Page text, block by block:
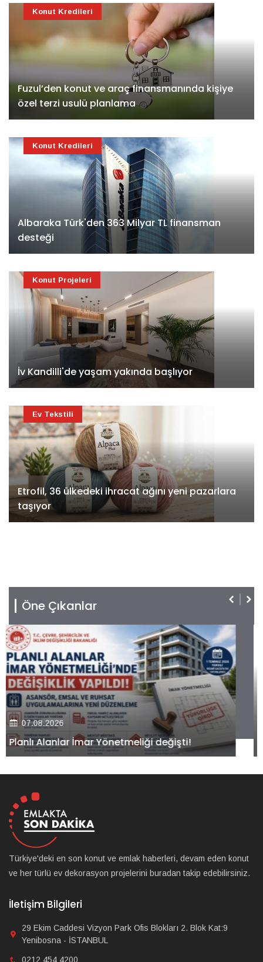
Fuzul’den konut ve araç finansmanında kişiye
özel terzi usulü planlama
Konut Kredileri
Albaraka Türk'den 363 Milyar TL finansman
desteği
Konut Kredileri
İv Kandilli'de yaşam yakında başlıyor
Konut Projeleri
Etrofil, 36 ülkedeki ihracat ağını yeni pazarlara
taşıyor
Ev Tekstili
Öne Çıkanlar
07.08.2026
Kiler GYO’dan Pendik Dolayoba projesiyle ilgili
önemli adım!
Türkiye'deki en son konut ve emlak haberleri, devam eden konut
ve her türlü ev dekorasyon projelerini buradan takip edebilirsiniz.
İletişim Bilgileri
29 Ekim Caddesi Vizyon Park Ofis Blokları 2. Blok Kat:9
Yenibosna - İSTANBUL
0212 454 4200